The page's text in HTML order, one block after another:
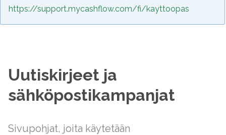
https://support.mycashflow.com/fi/kayttoopas
Uutiskirjeet ja
sähköpostikampanjat
Sivupohjat, joita käytetään